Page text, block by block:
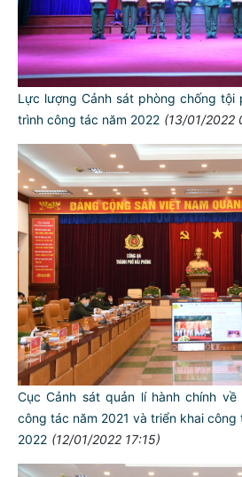
Lực lượng Cảnh sát phòng chống tội
trình công tác năm 2022 (13/01/2022
Cục Cảnh sát quản lí hành chính
công tác năm 2021 và triển khai công
2022 (12/01/2022 17:15)